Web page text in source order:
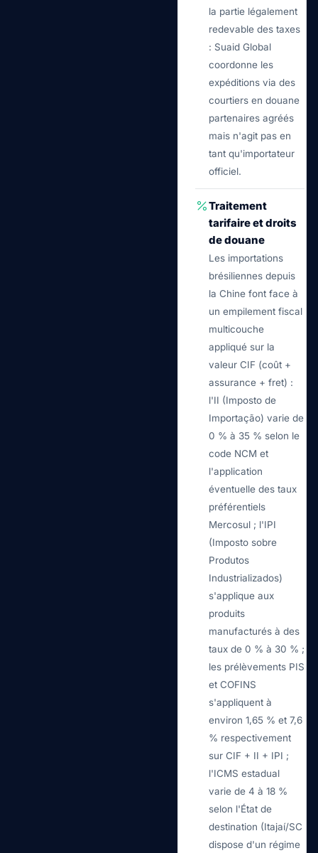
la partie légalement
redevable des taxes
: Suaid Global
coordonne les
expéditions via des
courtiers en douane
partenaires agréés
mais n'agit pas en
tant qu'importateur
officiel.
Traitement
tarifaire et droits
de douane
Les importations
brésiliennes depuis
la Chine font face à
un empilement fiscal
multicouche
appliqué sur la
valeur CIF (coût +
assurance + fret) :
l'II (Imposto de
Importação) varie de
0 % à 35 % selon le
code NCM et
l'application
éventuelle des taux
préférentiels
Mercosul ; l'IPI
(Imposto sobre
Produtos
Industrializados)
s'applique aux
produits
manufacturés à des
taux de 0 % à 30 % ;
les prélèvements PIS
et COFINS
s'appliquent à
environ 1,65 % et 7,6
% respectivement
sur CIF + II + IPI ;
l'ICMS estadual
varie de 4 à 18 %
selon l'État de
destination (Itajaí/SC
dispose d'un régime